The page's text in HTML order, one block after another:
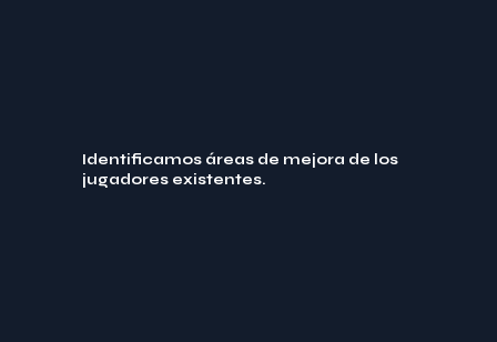
Identificamos áreas de mejora de los
jugadores existentes.